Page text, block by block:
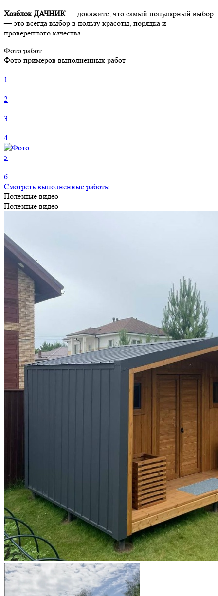
Хозблок ДАЧНИК— докажите, что самый популярный выбор
— это всегда выбор в пользу красоты, порядка и
проверенного качества.
Фото работ
Фото примеров выполненных работ
1
2
3
4
5
6
Смотреть выполненные работы
Полезные видео
Полезные видео